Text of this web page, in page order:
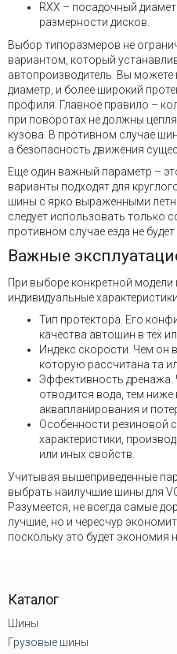
RXX – посадочный
размерности дисков.
Выбор типоразмеров не
вариантом, который
автопроизводитель. Вы
диаметр, и более широкий
профиля. Главное правило –
при поворотах не должны
кузова. В противном случае
а безопасность движения
Еще один важный параметр –
варианты подходят для
шины с ярко выраженными
следует использовать только
противном случае езда не
Важные
При выборе конкретной
индивидуальные
Тип протектора. Его
качества автошин в тех
Индекс скорости. Чем он
которую рассчитана та
Эффективность дренажа.
отводится вода, тем ниже
аквапланирования и
Особенности резиновой
характеристики,
или иных свойств.
Учитывая вышеприведенные
выбрать наилучшие шины для
Разумеется, не всегда самые
лучшие, но и чересчур
поскольку это будет экономия
Каталог
Шины
Грузовые шины